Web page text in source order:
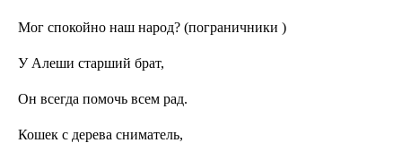
Мог спокойно наш народ? (пограничники )
У Алеши старший брат,
Он всегда помочь всем рад.
Кошек с дерева сниматель,